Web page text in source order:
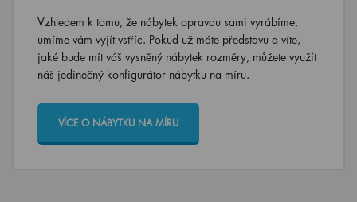
Vzhledem k tomu, že nábytek opravdu sami vyrábíme,
umíme vám vyjít vstříc. Pokud už máte představu a víte,
jaké bude mít váš vysněný nábytek rozměry, můžete využít
náš jedinečný konfigurátor nábytku na míru.
VÍCE O NÁBYTKU NA MÍRU